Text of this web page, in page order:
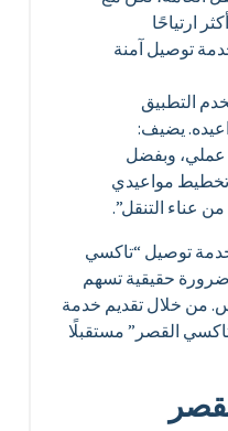
ارتياحًا
توصيل آمنة
التطبيق
يضيف:
وبفضل
مواعيدي
عناء التنقل”.
توصيل “تاكسي
حقيقية تسهم
من خلال تقديم خدمة
القصر” مستقبلًا